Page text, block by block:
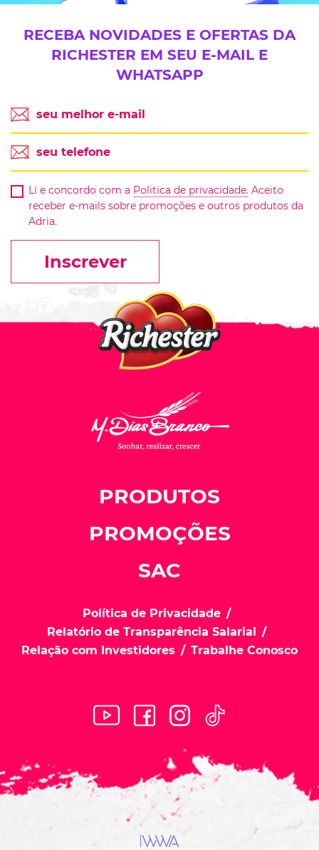
RECEBA NOVIDADES E OFERTAS DA
RICHESTER EM SEU E-MAIL E
WHATSAPP
Li e concordo com a Politica de privacidade. Aceito
receber e-mails sobre promoções e outros produtos da
Adria.
Inscrever
PRODUTOS
PROMOÇÕES
SAC
Política de Privacidade
Relatório de Transparência Salarial
Relação com Investidores
Trabalhe Conosco